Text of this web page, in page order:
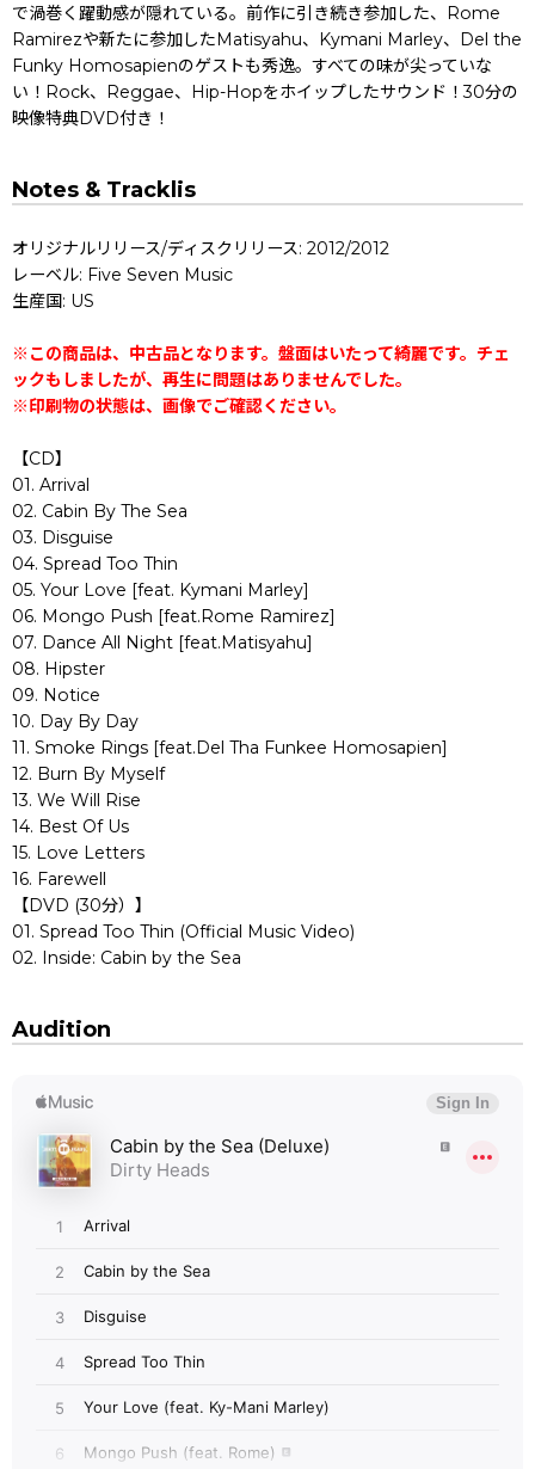
で渦巻く躍動感が隠れている。前作に引き続き参加した、Rome
Ramirezや新たに参加したMatisyahu、Kymani Marley、Del the
Funky Homosapienのゲストも秀逸。すべての味が尖っていな
い！Rock、Reggae、Hip-Hopをホイップしたサウンド！30分の
映像特典DVD付き！
Notes & Tracklis
オリジナルリリース/ディスクリリース: 2012/2012
レーベル: Five Seven Music
生産国: US
※この商品は、中古品となります。盤面はいたって綺麗です。チェ
ックもしましたが、再生に問題はありませんでした。
※印刷物の状態は、画像でご確認ください。
【CD】
01. Arrival
02. Cabin By The Sea
03. Disguise
04. Spread Too Thin
05. Your Love [feat. Kymani Marley]
06. Mongo Push [feat.Rome Ramirez]
07. Dance All Night [feat.Matisyahu]
08. Hipster
09. Notice
10. Day By Day
11. Smoke Rings [feat.Del Tha Funkee Homosapien]
12. Burn By Myself
13. We Will Rise
14. Best Of Us
15. Love Letters
16. Farewell
【DVD (30分）】
01. Spread Too Thin (Official Music Video)
02. Inside: Cabin by the Sea
Audition